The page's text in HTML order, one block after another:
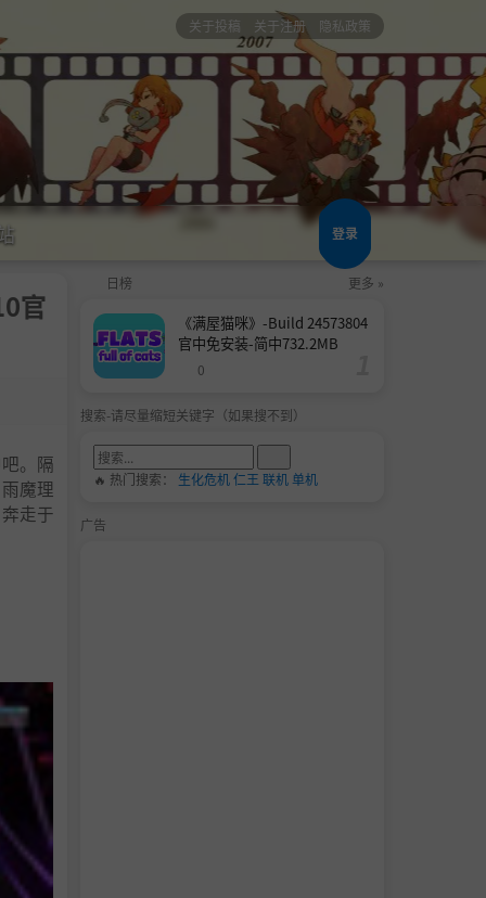
关于投稿 关于注册 隐私政策
登录
官
。隔
魔理
走于
日榜 更多 »
《满屋猫咪》-Build 24573804
官中免安装-简中732.2MB
0
搜索-请尽量缩短关键字（如果搜不到）
🔥 热门搜索： 生化危机仁王 联机单机
广告